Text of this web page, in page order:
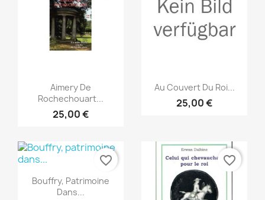
Vorschau
Aimery De
Rochechouart...
25,00 €
Vorschau
Au Couvert Du Roi...
25,00 €
Vorschau
Bouffry, Patrimoine
Dans...
favorite_border favorite_border